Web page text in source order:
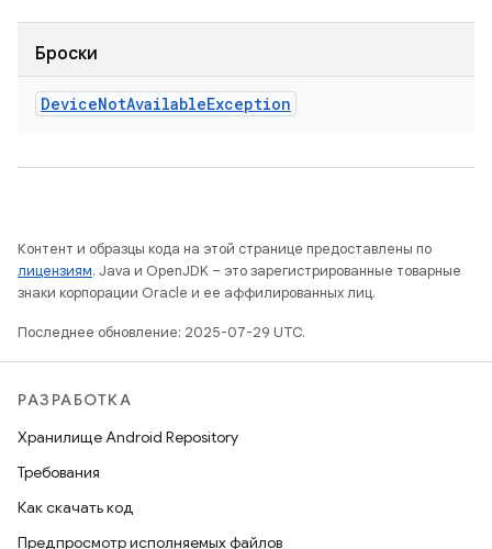
Броски
DeviceNotAvailableException
Контент и образцы кода на этой странице предоставлены по
лицензиям. Java и OpenJDK – это зарегистрированные товарные
знаки корпорации Oracle и ее аффилированных лиц.
Последнее обновление: 2025-07-29 UTC.
РАЗРАБОТКА
Хранилище Android Repository
Требования
Как скачать код
Предпросмотр исполняемых файлов